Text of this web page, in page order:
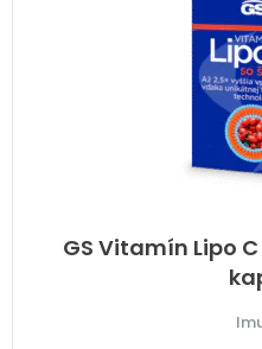
GS Vitamín Lipo